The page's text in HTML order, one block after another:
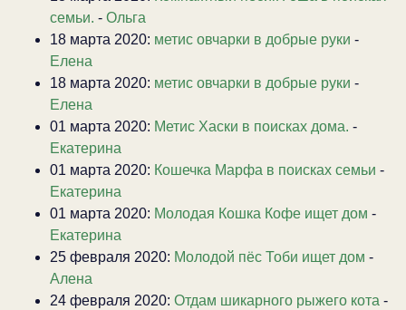
семьи. - Ольга
18 марта 2020: метис овчарки в добрые руки -
Елена
18 марта 2020: метис овчарки в добрые руки -
Елена
01 марта 2020: Метис Хаски в поисках дома. -
Екатерина
01 марта 2020: Кошечка Марфа в поисках семьи -
Екатерина
01 марта 2020: Молодая Кошка Кофе ищет дом -
Екатерина
25 февраля 2020: Молодой пёс Тоби ищет дом -
Алена
24 февраля 2020: Отдам шикарного рыжего кота -